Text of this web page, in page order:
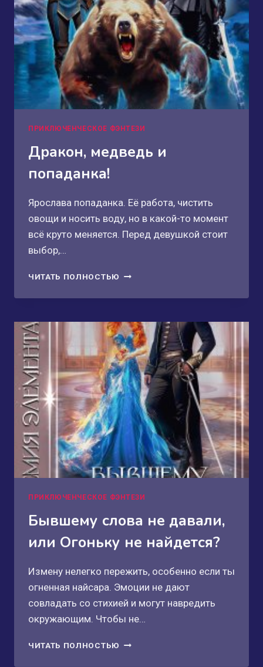
ПРИКЛЮЧЕНЧЕСКОЕ ФЭНТЕЗИ
Дракон, медведь и
попаданка!
Ярослава попаданка. Её работа, чистить
овощи и носить воду, но в какой-то момент
всё круто меняется. Перед девушкой стоит
выбор,…
ЧИТАТЬ ПОЛНОСТЬЮ ДРАКОН,
И
ПРИКЛЮЧЕНЧЕСКОЕ ФЭНТЕЗИ
Бывшему слова не давали,
или Огоньку не найдется?
Измену нелегко пережить, особенно если ты
огненная найсара. Эмоции не дают
совладать со стихией и могут навредить
окружающим. Чтобы не…
ЧИТАТЬ ПОЛНОСТЬЮ БЫВШЕМУ